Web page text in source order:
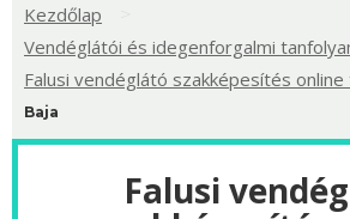
Kezdőlap
Vendéglátói és idegenforgalmi
Falusi vendéglátó szakképesítés online
Baja
Falusi